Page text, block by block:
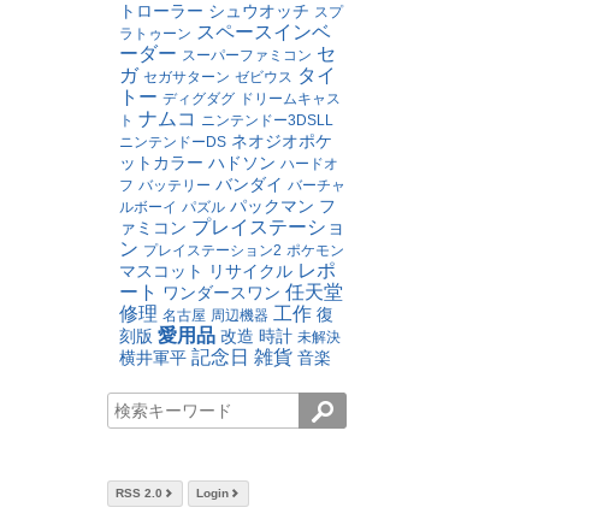
トローラー シュウオッチ スプ
ラトゥーン スペースインベ
ーダー スーパーファミコン セ
ガ セガサターン ゼビウス タイ
トー ディグダグ ドリームキャス
ト ナムコ ニンテンドー3DSLL
ニンテンドーDS ネオジオポケ
ットカラー ハドソン ハードオ
フ バッテリー バンダイ バーチャ
ルボーイ パズル パックマン フ
ァミコン プレイステーショ
ン プレイステーション2 ポケモン
マスコット リサイクル レポ
ート ワンダースワン 任天堂
修理 名古屋 周辺機器 工作 復
刻版 愛用品 改造 時計 未解決
横井軍平 記念日 雑貨 音楽
RSS 2.0 Login